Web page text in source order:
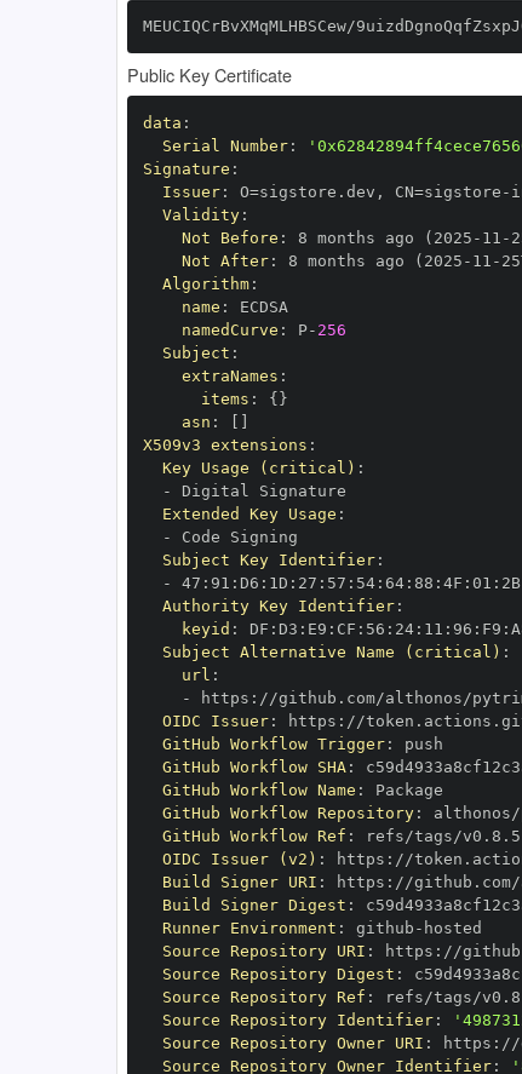
MEUCIQCrBvXMqMLHBSCew/
Public Key Certificate
data :
Serial Number:
Signature :
Issuer: O=sigstore.dev , CN=sigstore -
Validity:
Not Before : 8 months ago (2025 - 11 -
Not After: 8 months ago (2025 - 11 -
Algorithm:
name :
namedCurve : P- 256
Subject :
extraNames :
items : { }
asn :
X509v3 extensions :
Key Usage (critical) :
-
Extended Key Usage :
-
Subject Key Identifier:
-
47 : 91 : D6 : 1D : 27 : 57 : 54: 64: 88 : 4F : 01 : 2B
Authority Key Identifier:
keyid : DF : D3 : E9 : CF : 56 : 24: 11 : 96 : F9 :
Subject Alternative Name (critical) :
url :
-
https :
OIDC Issuer: https :
GitHub Workflow Trigger:
GitHub Workflow SHA:
GitHub Workflow Name :
GitHub Workflow Repository:
GitHub Workflow Ref :
OIDC Issuer (v2) : https :
Build Signer URI : https :
Build Signer Digest :
Runner Environment : github -
Source Repository URI : https :
Source Repository Digest :
Source Repository Ref :
Source Repository Identifier:
Source Repository Owner URI : https :
Source Repository Owner Identifier: